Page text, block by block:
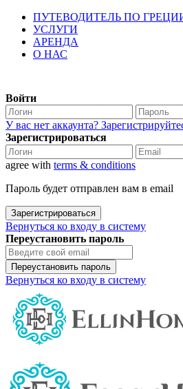
ПУТЕВОДИТЕЛЬ ПО
УСЛУГИ
АРЕНДА
О НАС
Войти
У вас нет аккаунта?
Зарегистрироваться
agree with terms & conditions
Пароль будет отправлен вам в email
Зарегистрироваться
Вернуться ко входу в систему
Переустановить пароль
Переустановить пароль
Вернуться ко входу в систему